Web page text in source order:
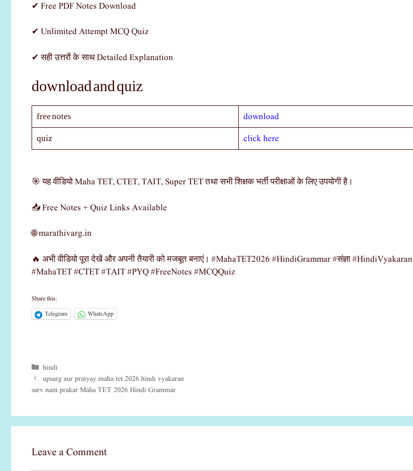
✔ Free PDF Notes Download
✔ Unlimited Attempt MCQ Quiz
✔ सही उत्तरों के साथ Detailed Explanation
download and quiz
free notes download
quiz click here
🎯 यह वीडियो Maha TET, CTET, TAIT, Super TET तथा सभी शिक्षक भर्ती परीक्षाओं के लिए उपयोगी है।
📥 Free Notes + Quiz Links Available
🌐 marathivarg.in
🔥 अभी वीडियो पूरा देखें और अपनी तैयारी को मजबूत बनाएं। #MahaTET2026 #HindiGrammar #संज्ञा #HindiVyakaran
#MahaTET #CTET #TAIT #PYQ #FreeNotes #MCQQuiz
Share this:
Telegram
WhatsApp
Categories
hindi
upsarg aur pratyay maha tet 2026 hindi vyakaran
sarv nam prakar Maha TET 2026 Hindi Grammar
Leave a Comment